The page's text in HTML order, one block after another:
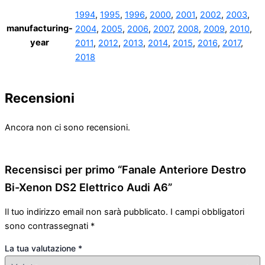
manufacturing-
year
1994, 1995, 1996, 2000, 2001, 2002, 2003,
2004, 2005, 2006, 2007, 2008, 2009, 2010,
2011, 2012, 2013, 2014, 2015, 2016, 2017,
2018
Recensioni
Ancora non ci sono recensioni.
Recensisci per primo “Fanale Anteriore Destro
Bi-Xenon DS2 Elettrico Audi A6”
Il tuo indirizzo email non sarà pubblicato. I campi obbligatori
sono contrassegnati *
La tua valutazione *